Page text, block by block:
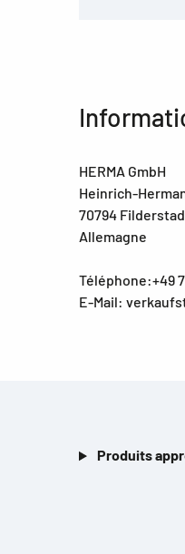
HERMA GmbH
Heinrich-
70794
Allemagne
Téléphone:+49
E-Mail:
Produits